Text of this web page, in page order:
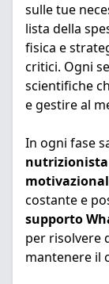
sulle tue
lista della
fisica e
critici. Ogni
scientifiche
e gestire al
In ogni fase
costante e
supporto
per risolvere
mantenere il